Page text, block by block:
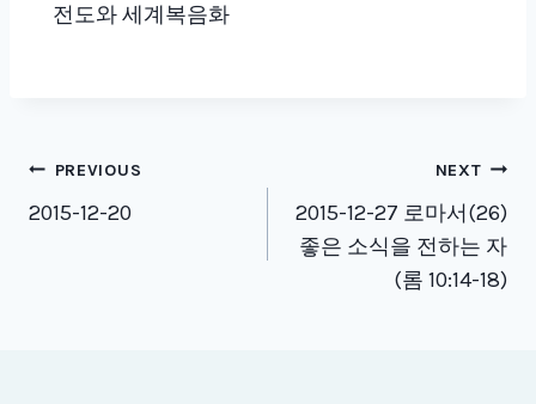
전도와 세계복음화
Post
navigation
PREVIOUS
2015-12-20
NEXT
2015-12-27 로마서(26)
좋은 소식을 전하는 자
(롬 10:14-18)